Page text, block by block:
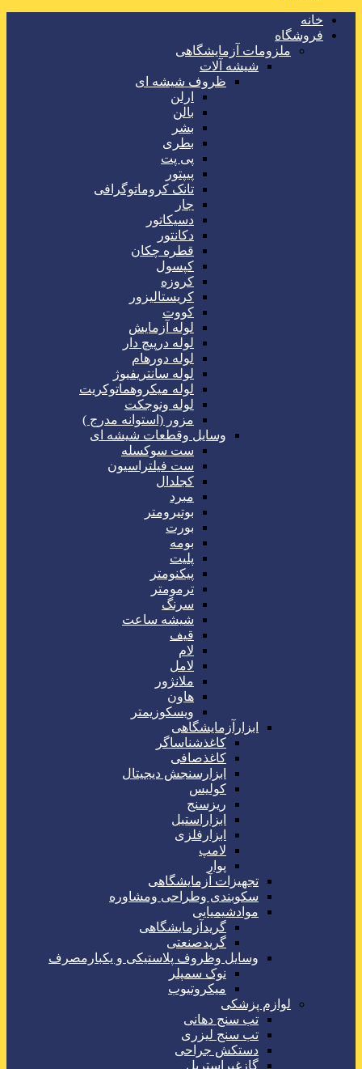
خانه
فروشگاه
ملزومات آزمایشگاهی
شیشه آلات
ظروف شیشه ای
ارلن
بالن
بشر
بطری
پی پت
پیپتور
تانک کروماتوگرافی
جار
دسیکاتور
دکانتور
قطره چکان
کپسول
کروزه
کریستالیزور
کووت
لوله آزمایش
لوله درپیچ دار
لوله دورهام
لوله سانتریفیوژ
لوله میکروهماتوکریت
لوله ونوجکت
مزور (استوانه مدرج )
وسایل وقطعات شیشه ای
ست سوکسله
ست فیلتراسیون
کجلدال
مبرد
بوتیرومتر
بورت
بومه
پلیت
پیکنومتر
ترمومتر
سرنگ
شیشه ساعت
قیف
لام
لامل
ملانژور
هاون
ویسکوزیمتر
ابزارآزمایشگاهی
کاغذشناساگر
کاغذصافی
ابزارسنجش دیجیتال
کولیس
ریزسنج
ابزاراستیل
ابزارفلزی
لامپ
پوار
تجهیزات آزمایشگاهی
سکوبندی وطراحی ومشاوره
موادشیمیایی
گریدآزمایشگاهی
گریدصنعتی
وسایل وظروف پلاستیکی و یکبارمصرف
نوک سمپلر
میکروتیوب
لوازم پزشکی
تب سنج دهانی
تب سنج لیزری
دستکش جراحی
گازغیراستریل